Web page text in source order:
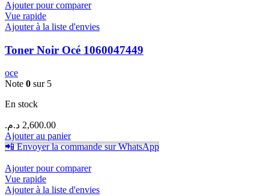
Ajouter pour comparer
Vue rapide
Ajouter à la liste d'envies
Toner Noir Océ 1060047449
oce
Note 0 sur 5
En stock
2,600.00 د.م.
Ajouter au panier
📲 Envoyer la commande sur WhatsApp
Ajouter pour comparer
Vue rapide
Ajouter à la liste d'envies